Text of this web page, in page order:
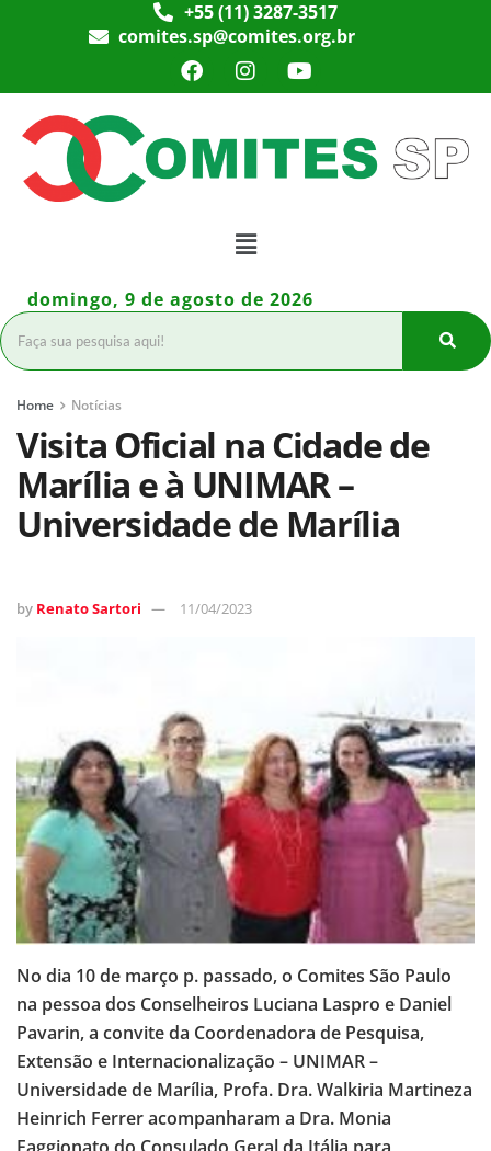
+55 (11) 3287-3517
comites.sp@comites.org.br
domingo, 9 de agosto de 2026
Home Notícias
Visita Oficial na Cidade de
Marília e à UNIMAR –
Universidade de Marília
by Renato Sartori 11/04/2023
No dia 10 de março p. passado, o Comites São Paulo
na pessoa dos Conselheiros Luciana Laspro e Daniel
Pavarin, a convite da Coordenadora de Pesquisa,
Extensão e Internacionalização – UNIMAR –
Universidade de Marília, Profa. Dra. Walkiria Martineza
Heinrich Ferrer acompanharam a Dra. Monia